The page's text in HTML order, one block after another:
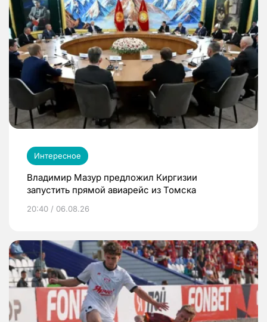
Интересное
Владимир Мазур предложил Киргизии
запустить прямой авиарейс из Томска
20:40 / 06.08.26